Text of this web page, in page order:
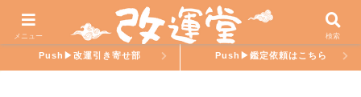
ホーム 氣學ラブ
Push▶︎改運引き寄せ部 Push▶︎鑑定依頼はこちら
メニュー 検索